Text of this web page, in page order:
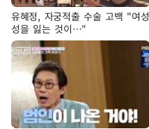
유혜정, 자궁적출 수술 고백 "여성
성을 잃는 것이…"